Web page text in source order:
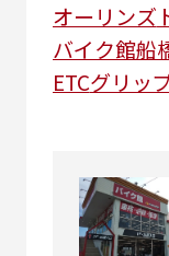
オーリンズ
バイク館船
ETCグリッ